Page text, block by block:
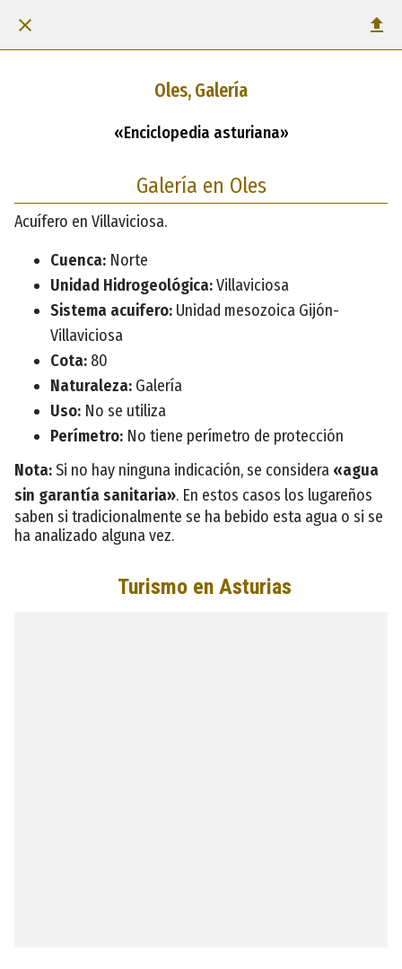
Oles, Galería
«Enciclopedia asturiana»
Galería en Oles
Acuífero en Villaviciosa.
Cuenca: Norte
Unidad Hidrogeológica:Villaviciosa
Sistema acuifero: Unidad mesozoica Gijón-
Villaviciosa
Cota: 80
Naturaleza: Galería
Uso: No se utiliza
Perímetro: No tiene perímetro de protección
Nota:Si no hay ninguna indicación, se considera «agua
sin garantía sanitaria». En estos casos los lugareños
saben si tradicionalmente se ha bebido esta agua o si se
ha analizado alguna vez.